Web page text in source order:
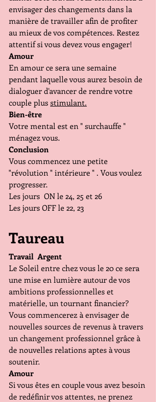
envisager des changements dans la
manière de travailler afin de profiter
au mieux de vos compétences. Restez
attentif si vous devez vous engager!
Amour
En amour ce sera une semaine
pendant laquelle vous aurez besoin de
dialoguer d'avancer de rendre votre
couple plus stimulant.
Bien-être
Votre mental est en " surchauffe "
ménagez vous.
Conclusion
Vous commencez une petite
"révolution " intérieure " . Vous voulez
progresser.
Les jours  ON le 24, 25 et 26
Les jours OFF le 22, 23
Taureau
Travail  Argent
Le Soleil entre chez vous le 20 ce sera
une mise en lumière autour de vos
ambitions professionnelles et
matérielle, un tournant financier?
Vous commencerez à envisager de
nouvelles sources de revenus à travers
un changement professionnel grâce à
de nouvelles relations aptes à vous
soutenir.
Amour
Si vous êtes en couple vous avez besoin
de redéfinir vos attentes, ne prenez